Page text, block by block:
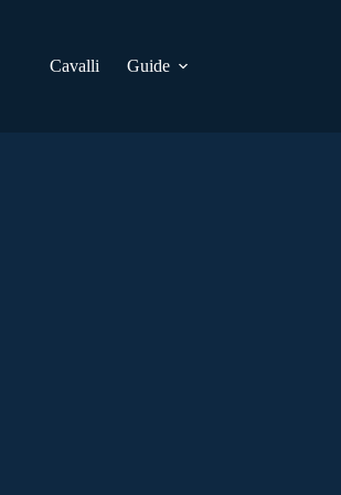
Cavalli Guide